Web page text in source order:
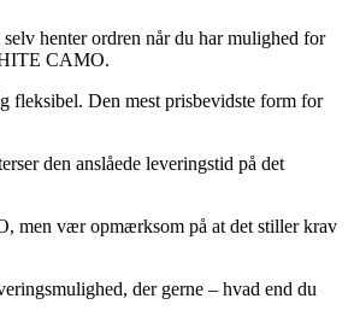
henter ordren når du har mulighed for
CAMO.
fleksibel. Den mest prisbevidste form for
den anslåede leveringstid på det
men vær opmærksom på at det stiller krav
der gerne – hvad end du